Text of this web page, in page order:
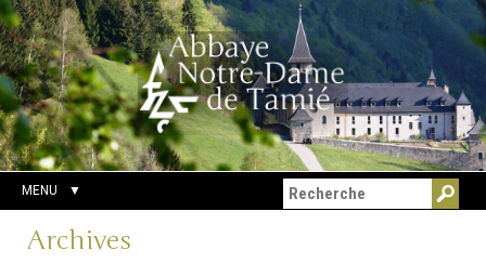
Aller
au
contenu.
|
Aller
à
la
navigation
Outils
personnels
Chercher par
Recherche
avancée…
MENU
Navigation
Archives